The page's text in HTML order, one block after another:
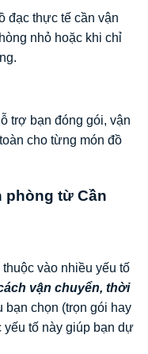
đạc thực tế cần vận
nhỏ hoặc khi chỉ
trợ bạn đóng gói, vận
cho từng món đồ
phòng từ Cần
vào nhiều yếu tố
vận chuyển, thời
bạn chọn (trọn gói hay
yếu tố này giúp bạn dự